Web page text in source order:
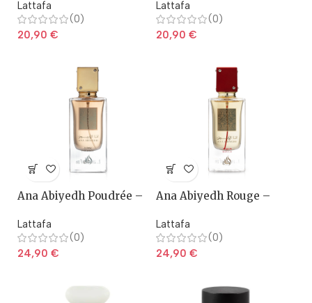
Lattafa
(0)
20,90 €
Lattafa
(0)
20,90 €
Ana Abiyedh Poudrée –
Lattafa
(0)
24,90 €
Ana Abiyedh Rouge –
Lattafa
(0)
24,90 €